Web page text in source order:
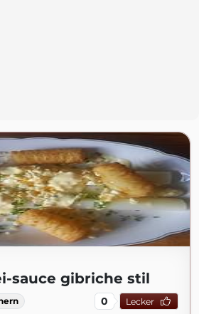
sauce gibriche stil
0 Lecker